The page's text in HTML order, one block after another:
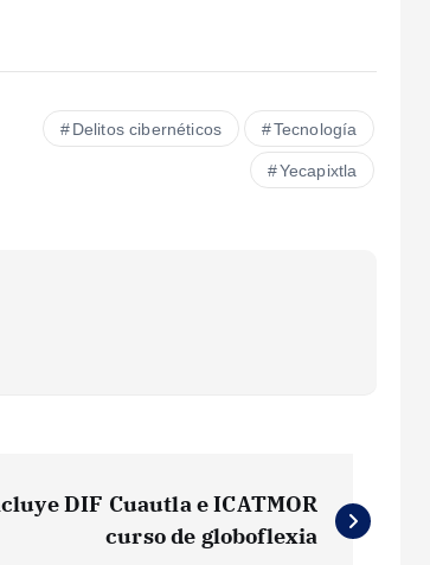
Delitos cibernéticos Tecnología
Yecapixtla
DIF Cuautla e ICATMOR
curso de globoflexia